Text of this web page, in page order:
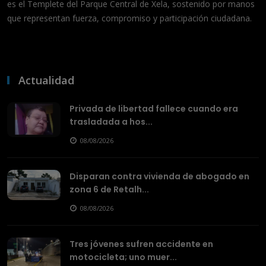
es el Templete del Parque Central de Xela, sostenido por manos
que representan fuerza, compromiso y participación ciudadana.
Actualidad
Privada de libertad fallece cuando era
trasladada a hos...
08/08/2026
Disparan contra vivienda de abogado en
zona 6 de Retalh...
08/08/2026
Tres jóvenes sufren accidente en
motocicleta; uno muer...